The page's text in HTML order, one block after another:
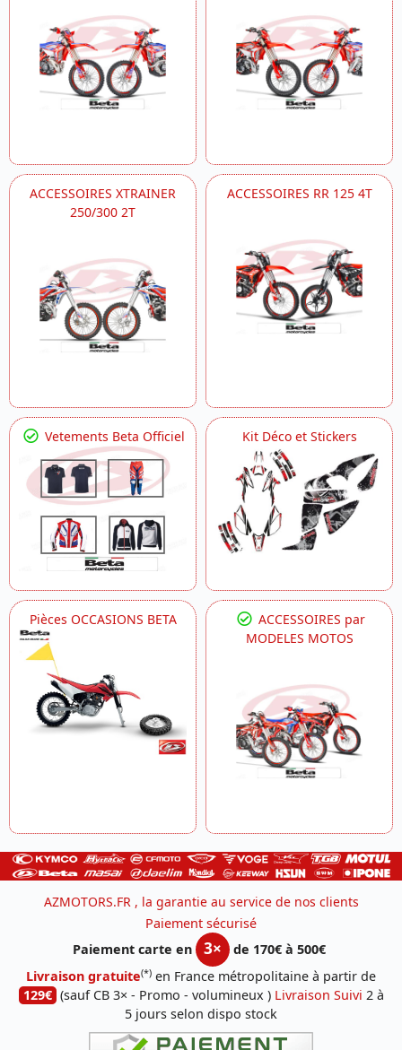
ACCESSOIRES XTRAINER
250/300 2T
ACCESSOIRES RR 125 4T
Vetements Beta Officiel Kit Déco et Stickers
Pièces OCCASIONS BETA
ACCESSOIRES par
MODELES MOTOS
AZMOTORS.FR , la garantie au service de nos clients
Paiement sécurisé
Paiement carte en
3×
de 170€ à 500€
Livraison gratuite(*) en France métropolitaine à partir de
129€ (sauf CB 3× - Promo - volumineux ) Livraison Suivi 2 à
5 jours selon dispo stock